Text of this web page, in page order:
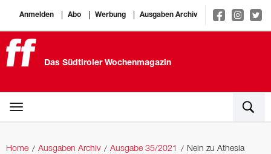
Anmelden Abo Werbung Ausgaben Archiv
Das Südtiroler Wochenmagazin
Home Ausgaben Archiv Ausgabe 35/2021 Nein zu Athesia